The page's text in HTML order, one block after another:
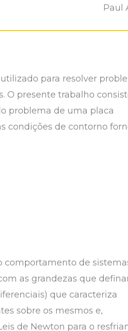
Paul
para resolver
O presente trabalho
problema de uma placa
condições de contorno
comportamento de
as grandezas que
que caracteriza
sobre os mesmos e,
de Newton para o